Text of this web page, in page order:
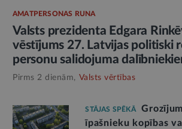
AMATPERSONAS RUNA
Valsts prezidenta Edgara
vēstījums 27. Latvijas politiski
personu salidojuma
Pirms 2 dienām, Valsts vērtības
STĀJAS SPĒKĀ
īpašnieku kopības